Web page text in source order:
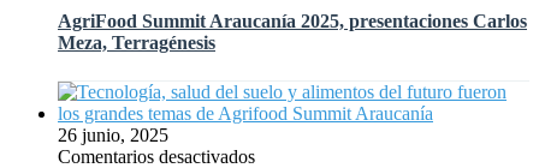
con
el
Biobío
Summit
presentaciones
Carlos
Meza,
AgriFood Summit Araucanía 2025, presentaciones Carlos
Meza, Terragénesis
26 junio, 2025
Comentarios desactivadosen